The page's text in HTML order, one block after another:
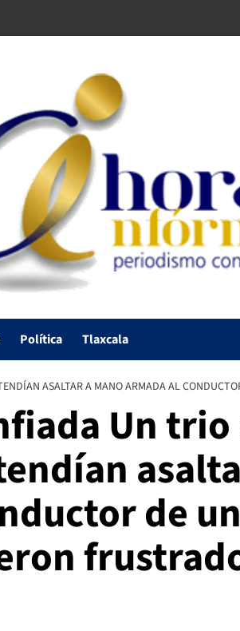
Política Tlaxcala
ASALTAR A MANO ARMADA AL
Un trio
de